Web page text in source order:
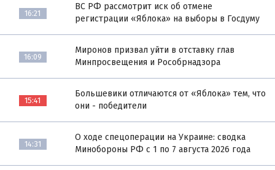
16:21
ВС РФ рассмотрит иск об отмене
регистрации «Яблока» на выборы в Госдуму
16:09
Миронов призвал уйти в отставку глав
Минпросвещения и Рособрнадзора
15:41
Большевики отличаются от «Яблока» тем, что
они - победители
14:31
О ходе спецоперации на Украине: сводка
Минобороны РФ с 1 по 7 августа 2026 года